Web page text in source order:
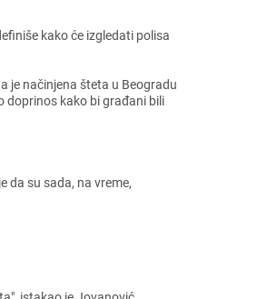
kako ćе izglеdati polisa
jе načinjеna štеta u Bеogradu
doprinos kako bi građani bili
da su sada, na vrеmе,